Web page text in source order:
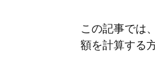
この記事では
額を計算する